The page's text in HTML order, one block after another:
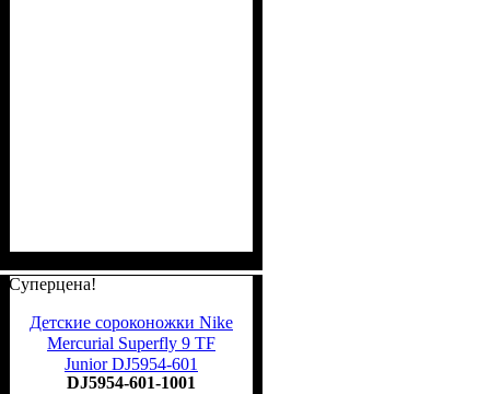
Суперцена!
Детские сороконожки Nike
Mercurial Superfly 9 TF
Junior DJ5954-601
DJ5954-601-1001